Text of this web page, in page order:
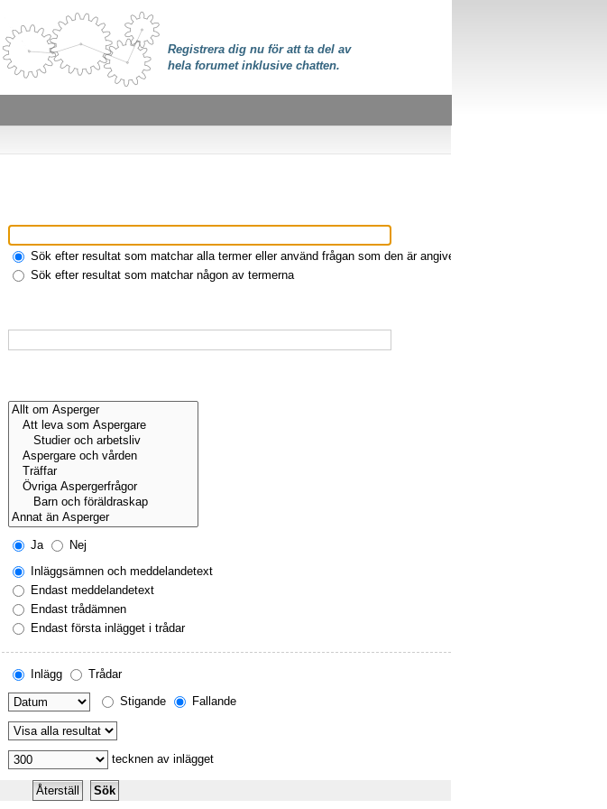
Registrera dig nu för att ta del av
hela forumet inklusive chatten.
Sök efter resultat som matchar alla termer eller använd frågan som den är angiven
Sök efter resultat som matchar någon av termerna
Ja
Nej
Inläggsämnen och meddelandetext
Endast meddelandetext
Endast trådämnen
Endast första inlägget i trådar
Inlägg
Trådar
Stigande Fallande
tecknen av inlägget